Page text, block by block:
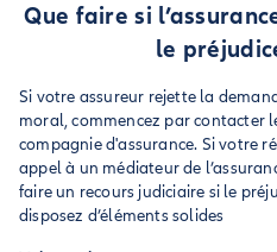
Que faire si
le
Si votre assureur rejette la
moral, commencez par contacter
compagnie d'assurance. Si votre
appel à un médiateur de
faire un recours judiciaire si le
disposez d’éléments solides